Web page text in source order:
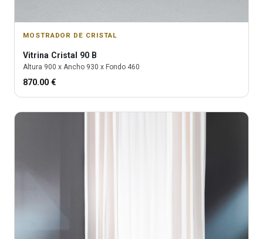
MOSTRADOR DE CRISTAL
Vitrina Cristal 90 B
Altura 900 x Ancho 930 x Fondo 460
870.00 €